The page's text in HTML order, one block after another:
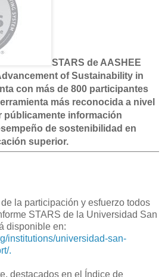
STARS de AASHEE
of Sustainability in
con más de 800 participantes
más reconocida a nivel
públicamente información
de sostenibilidad en
superior.
la participación y esfuerzo todos
STARS de la Universidad San
disponible en:
institutions/universidad-san-
.
destacados en el Índice de